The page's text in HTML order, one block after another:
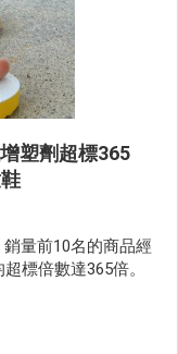
塑劑超標365
量前10名的商品經
標倍數達365倍。